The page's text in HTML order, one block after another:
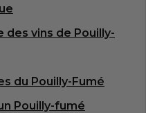
vins de Pouilly-
du Pouilly-Fumé
Pouilly-fumé